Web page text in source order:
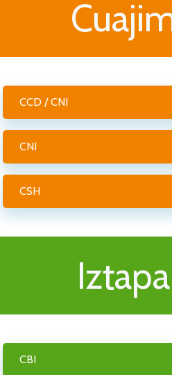
CCD / CNI
CNI
CSH
CBI